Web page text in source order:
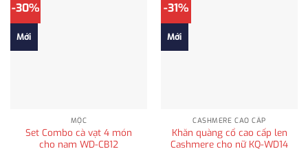
-30%
Mới
MỘC
Set Combo cà vạt 4 món
cho nam WD-CB12
-31%
Mới
CASHMERE CAO CẤP
Khăn quàng cổ cao cấp len
Cashmere cho nữ KQ-WD14